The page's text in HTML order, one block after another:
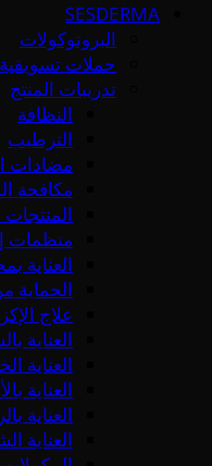
SESDERMA
البروتوكولات
حملات تسويقية
تدريبات المنتج
النظافة
الترطيب
مضادات
مكافحة
المنتجات
منظمات
العناية
الحماية
علاج
العناية
العناية
العناية
العناية
العناية